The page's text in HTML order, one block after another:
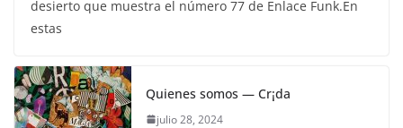
desierto que muestra el número 77 de Enlace Funk.En
estas
Quienes somos — Cr¡da
julio 28, 2024